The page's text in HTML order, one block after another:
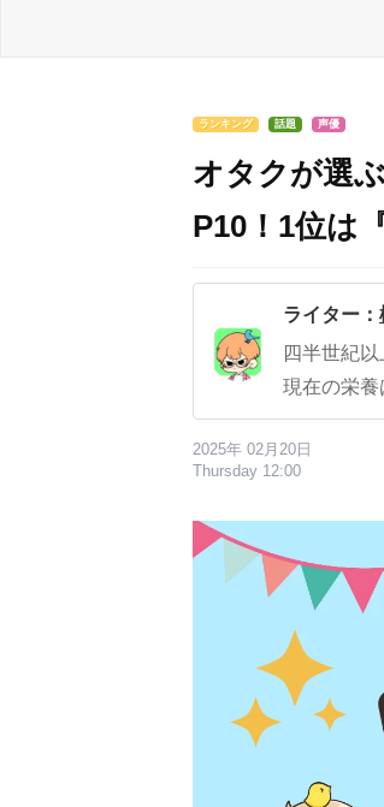
ランキング 話題 声優
オタクが選
P10！1位は
ライター：
四半世紀
現在の栄養
2025年 02月20日
Thursday 12:00